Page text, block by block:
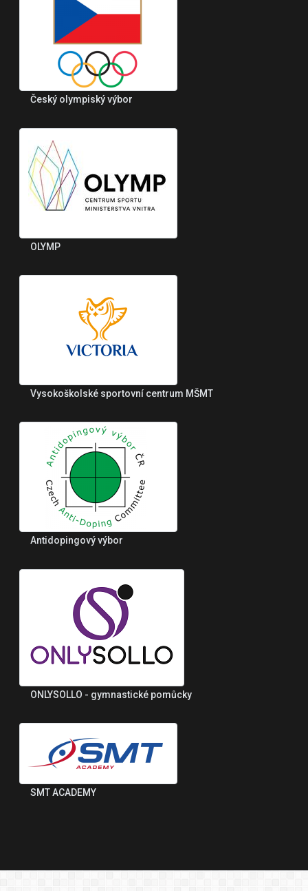
Český olympiský výbor
OLYMP
Vysokoškolské sportovní centrum MŠMT
Antidopingový výbor
ONLYSOLLO - gymnastické pomůcky
SMT ACADEMY